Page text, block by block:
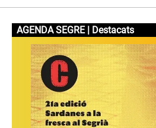
AGENDA SEGRE | Destacats